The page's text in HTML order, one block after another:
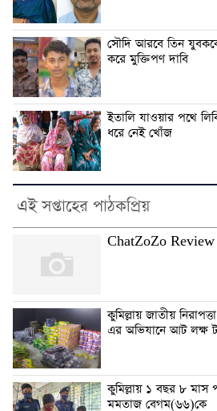
সৌদি আরবে তিন
করে মুক্তিপণ দাবি
ইতালি যাওয়ার পথে
ধরে নেই খোঁজ
এই সপ্তাহের পাঠকপ্রিয়
ChatZoZo Review
কুমিল্লায় জাতীয়
এর অভিযানে আট লক্ষ
কুমিল্লায় ১ বছর ৮ মাস
মমতাজ বেগম(৬৬)কে